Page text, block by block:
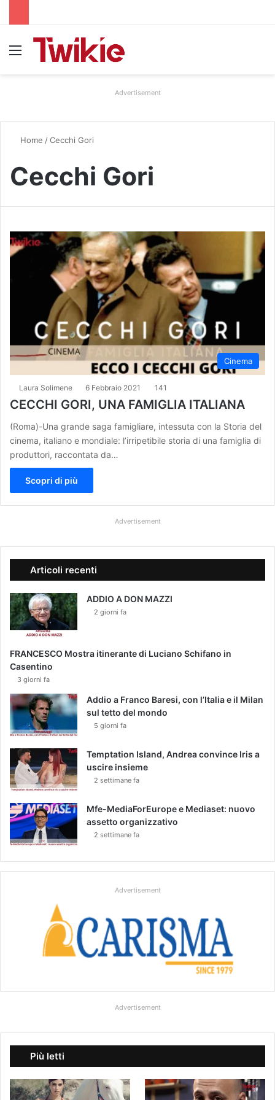
Advertisement
Home /Cecchi Gori
Cecchi Gori
Cinema
Laura Solimene 6 Febbraio 2021 141
CECCHI GORI, UNA FAMIGLIA ITALIANA
(Roma)-Una grande saga famigliare, intessuta con la Storia del
cinema, italiano e mondiale: l’irripetibile storia di una famiglia di
produttori, raccontata da…
Scopri di più
Advertisement
Articoli recenti
ADDIO A DON MAZZI
2 giorni fa
FRANCESCO Mostra itinerante di Luciano Schifano in
Casentino
3 giorni fa
Addio a Franco Baresi, con l’Italia e il Milan
sul tetto del mondo
5 giorni fa
Temptation Island, Andrea convince Iris a
uscire insieme
2 settimane fa
Mfe-MediaForEurope e Mediaset: nuovo
assetto organizzativo
2 settimane fa
Advertisement
Advertisement
Più letti